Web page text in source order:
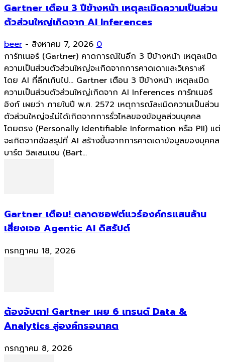
Gartner เตือน 3 ปีข้างหน้า เหตุละเมิดความเป็นส่วน
ตัวส่วนใหญ่เกิดจาก AI Inferences
beer - สิงหาคม 7, 2026 0
การ์ทเนอร์ (Gartner) คาดการณ์ในอีก 3 ปีข้างหน้า เหตุละเมิด
ความเป็นส่วนตัวส่วนใหญ่จะเกิดจากการคาดเดาและวิเคราะห์
โดย AI ที่ลึกเกินไป... Gartner เตือน 3 ปีข้างหน้า เหตุละเมิด
ความเป็นส่วนตัวส่วนใหญ่เกิดจาก AI Inferences การ์ทเนอร์
อิงก์ เผยว่า ภายในปี พ.ศ. 2572 เหตุการณ์ละเมิดความเป็นส่วน
ตัวส่วนใหญ่จะไม่ได้เกิดจากการรั่วไหลของข้อมูลส่วนบุคคล
โดยตรง (Personally Identifiable Information หรือ PII) แต่
จะเกิดจากข้อสรุปที่ AI สร้างขึ้นจากการคาดเดาข้อมูลของบุคคล
บาร์ต วิลเลมเซน (Bart...
Gartner เตือน! ตลาดซอฟต์แวร์องค์กรแสนล้าน
เสี่ยงเจอ Agentic AI ดิสรัปต์
กรกฎาคม 18, 2026
ต้องจับตา! Gartner เผย 6 เทรนด์ Data &
Analytics สู่องค์กรอนาคต
กรกฎาคม 8, 2026